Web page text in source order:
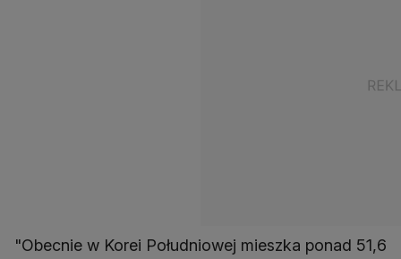
"Obecnie w Korei Południowej mieszka ponad 51,6